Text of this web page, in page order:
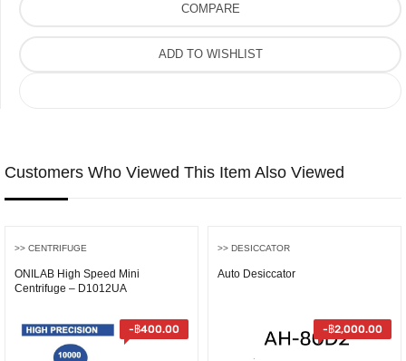
COMPARE
ADD TO WISHLIST
Customers Who Viewed This Item Also Viewed
>> CENTRIFUGE
ONILAB High Speed Mini
Centrifuge – D1012UA
- ฿400.00
>> DESICCATOR
Auto Desiccator
- ฿2,000.00